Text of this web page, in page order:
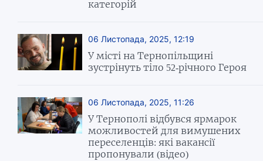
категорій
06 Листопада, 2025, 12:19
У місті на Тернопільщині
зустрінуть тіло 52-річного Героя
06 Листопада, 2025, 11:26
У Тернополі відбувся ярмарок
можливостей для вимушених
переселенців: які вакансії
пропонували (відео)